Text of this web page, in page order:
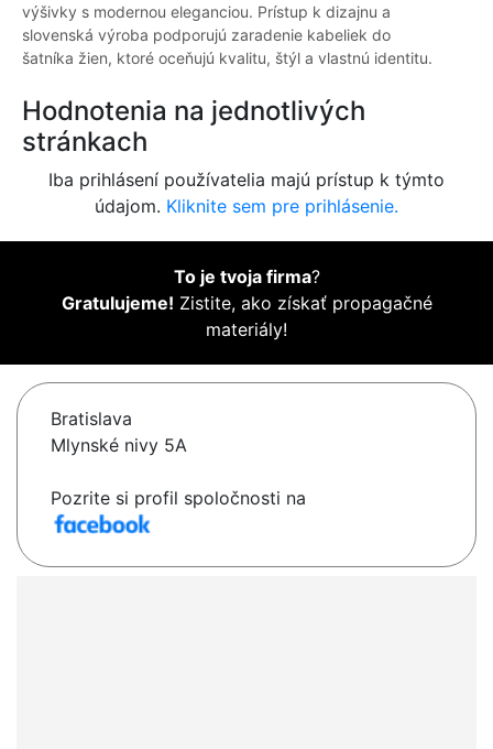
výšivky s modernou eleganciou. Prístup k dizajnu a
slovenská výroba podporujú zaradenie kabeliek do
šatníka žien, ktoré oceňujú kvalitu, štýl a vlastnú identitu.
Hodnotenia na jednotlivých
stránkach
Iba prihlásení používatelia majú prístup k týmto
údajom. Kliknite sem pre prihlásenie.
To je tvoja firma?
Gratulujeme! Zistite, ako získať propagačné
materiály!
Bratislava
Mlynské nivy 5A
Pozrite si profil spoločnosti na